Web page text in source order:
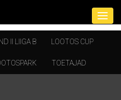
II LIIGA B LOOTOS CUP
TOETAJAD